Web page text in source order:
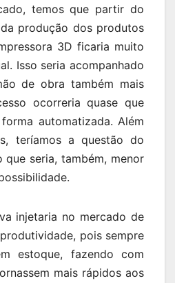
temos que partir do
produção dos produtos
3D ficaria muito
Isso seria acompanhado
de obra também mais
ocorreria quase que
automatizada. Além
teríamos a questão do
seria, também, menor
injetaria no mercado de
pois sempre
estoque, fazendo com
mais rápidos aos